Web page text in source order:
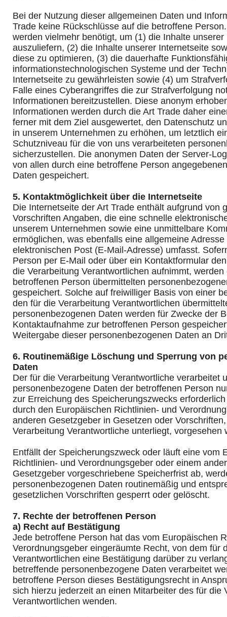
Bei der Nutzung dieser allgemeinen Daten und
Trade keine Rückschlüsse auf die betroffene
werden vielmehr benötigt, um (1) die Inhalte
auszuliefern, (2) die Inhalte unserer Internetseite
diese zu optimieren, (3) die dauerhafte
informationstechnologischen Systeme und der
Internetseite zu gewährleisten sowie (4) um
Falle eines Cyberangriffes die zur Strafverfolgung
Informationen bereitzustellen. Diese anonym
Informationen werden durch die Art Trade daher
ferner mit dem Ziel ausgewertet, den Datenschutz
in unserem Unternehmen zu erhöhen, um letztlich
Schutzniveau für die von uns verarbeiteten
sicherzustellen. Die anonymen Daten der Server-
von allen durch eine betroffene Person
Daten gespeichert.
5. Kontaktmöglichkeit über die Internetseite
Die Internetseite der Art Trade enthält aufgrund von
Vorschriften Angaben, die eine schnelle
unserem Unternehmen sowie eine unmittelbare
ermöglichen, was ebenfalls eine allgemeine
elektronischen Post (E-Mail-Adresse) umfasst.
Person per E-Mail oder über ein Kontaktformular
die Verarbeitung Verantwortlichen aufnimmt, werden
betroffenen Person übermittelten
gespeichert. Solche auf freiwilliger Basis von einer
den für die Verarbeitung Verantwortlichen
personenbezogenen Daten werden für Zwecke der
Kontaktaufnahme zur betroffenen Person
Weitergabe dieser personenbezogenen Daten an
6. Routinemäßige Löschung und Sperrung von
Daten
Der für die Verarbeitung Verantwortliche verarbeitet
personenbezogene Daten der betroffenen Person
zur Erreichung des Speicherungszwecks
durch den Europäischen Richtlinien- und
anderen Gesetzgeber in Gesetzen oder
Verarbeitung Verantwortliche unterliegt, vorgesehen
Entfällt der Speicherungszweck oder läuft eine vom
Richtlinien- und Verordnungsgeber oder einem
Gesetzgeber vorgeschriebene Speicherfrist ab,
personenbezogenen Daten routinemäßig und
gesetzlichen Vorschriften gesperrt oder gelöscht.
7. Rechte der betroffenen Person
a) Recht auf Bestätigung
Jede betroffene Person hat das vom Europäischen
Verordnungsgeber eingeräumte Recht, von dem für
Verantwortlichen eine Bestätigung darüber zu
betreffende personenbezogene Daten verarbeitet
betroffene Person dieses Bestätigungsrecht in
sich hierzu jederzeit an einen Mitarbeiter des für die
Verantwortlichen wenden.